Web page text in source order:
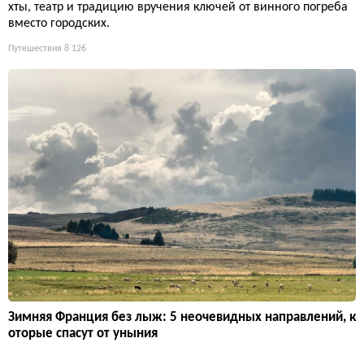
хты, театр и традицию вручения ключей от винного погреба
вместо городских.
Путешествия 8 126
Зимняя Франция без лыж: 5 неочевидных направлений, к
оторые спасут от уныния